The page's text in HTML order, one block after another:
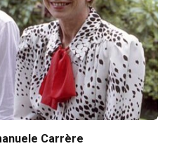
Carrère